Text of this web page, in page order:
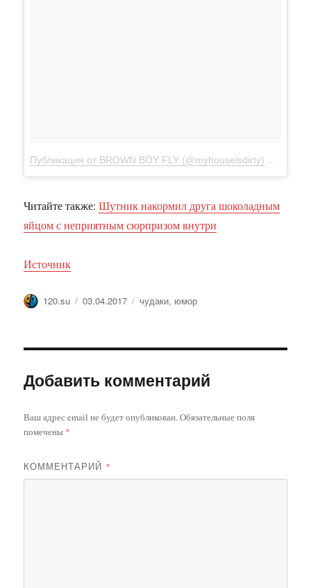
Публикация от BROWN BOY FLY (@myhouseisdirty) Мар 28
Читайте также:Шутник накормил друга шоколадным
яйцом с неприятным сюрпризом внутри
Источник
Автор
120.su Опубликовано
03.04.2017 Метки
чудаки, юмор
Добавить комментарий
Ваш адрес email не будет опубликован.Обязательные поля
помечены *
КОММЕНТАРИЙ *